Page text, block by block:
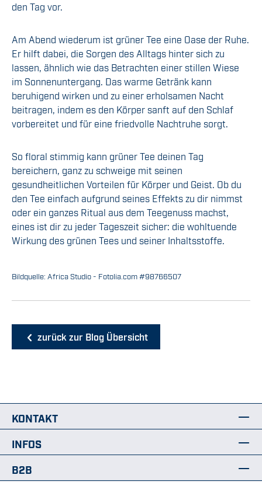
den Tag vor.
Am Abend wiederum ist grüner Tee eine Oase der Ruhe.
Er hilft dabei, die Sorgen des Alltags hinter sich zu
lassen, ähnlich wie das Betrachten einer stillen Wiese
im Sonnenuntergang. Das warme Getränk kann
beruhigend wirken und zu einer erholsamen Nacht
beitragen, indem es den Körper sanft auf den Schlaf
vorbereitet und für eine friedvolle Nachtruhe sorgt.
So floral stimmig kann grüner Tee deinen Tag
bereichern, ganz zu schweige mit seinen
gesundheitlichen Vorteilen für Körper und Geist. Ob du
den Tee einfach aufgrund seines Effekts zu dir nimmst
oder ein ganzes Ritual aus dem Teegenuss machst,
eines ist dir zu jeder Tageszeit sicher: die wohltuende
Wirkung des grünen Tees und seiner Inhaltsstoffe.
Bildquelle: Africa Studio - Fotolia.com #98766507
zurück zur Blog Übersicht
KONTAKT
INFOS
B2B